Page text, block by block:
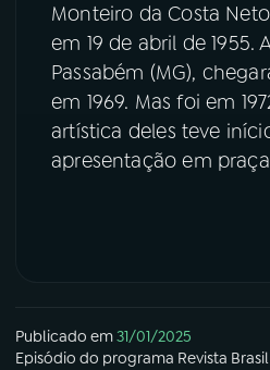
08FESTIVAL DE MÚSICA
ACOMPANHE A RÁDIO NACIONAL
YouTube
Monteiro da Costa
em 19 de abril de 1955.
Passabém (MG),
em 1969. Mas foi em
artística deles teve
apresentação em
Publicado em31/01/2025
Episódio do programa Revista Brasil